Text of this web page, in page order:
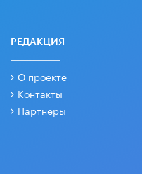
РЕДАКЦИЯ
О проекте
Контакты
Партнеры